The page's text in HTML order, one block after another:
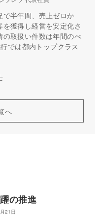
半年間、売上ゼロか
獲得し経営を安定化さ
取扱い件数は年間のべ
では都内トップクラス
へ
の推進
21日